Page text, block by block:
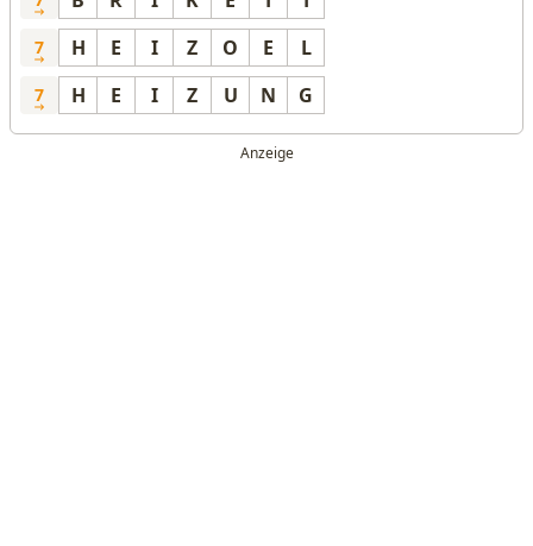
7 H E I Z O E L
7 H E I Z U N G